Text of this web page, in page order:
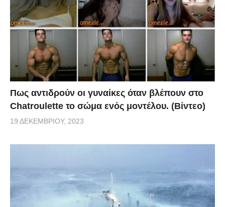
Πως αντιδρούν οι γυναίκες όταν βλέπουν στο
Chatroulette το σώμα ενός μοντέλου. (Βίντεο)
19 ΔΕΚΕΜΒΡΊΟΥ, 2023